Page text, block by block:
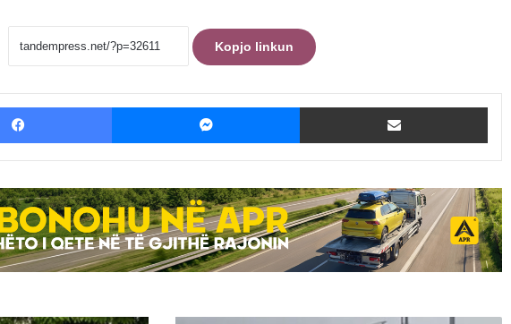
Kopjo linkun
Facebook Messenger Shpërndaje me Email